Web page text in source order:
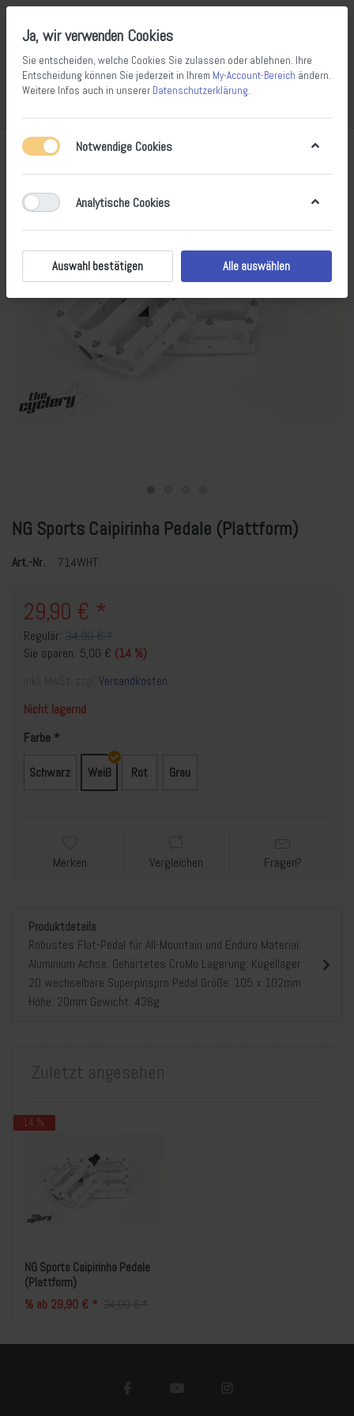
NG Sports Caipirinha Pedale (Plattform)
Art.-Nr. 714WHT
29,90 € *
Regulär: 34,90 € *
Sie sparen: 5,00 € (14 %)
Versandkosten
Nicht lagernd
Farbe
Schwarz Weiß Rot Grau
Merken Vergleichen Fragen?
Produktdetails
Robustes Flat-Pedal für All-Mountain und Enduro Material:
Aluminium Achse: Gehärtetes CroMo Lagerung: Kugellager
20 wechselbare Superpinspro Pedal Größe: 105 x 102mm
Höhe: 20mm Gewicht: 438g
Zuletzt angesehen
- 14 %
NG Sports Caipirinha Pedale
(Plattform)
% ab 29,90 € * 34,90 € *
Ja, wir verwenden Cookies
Sie entscheiden, welche Cookies Sie zulassen oder ablehnen. Ihre
Entscheidung können Sie jederzeit in Ihrem My-Account-Bereich ändern.
Weitere Infos auch in unserer Datenschutzerklärung.
Notwendige Cookies
Analytische Cookies
Auswahl bestätigen Alle auswählen